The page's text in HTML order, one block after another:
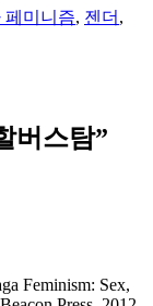
페미니즘, 젠더 ,
버스탐”
Feminism: Sex,